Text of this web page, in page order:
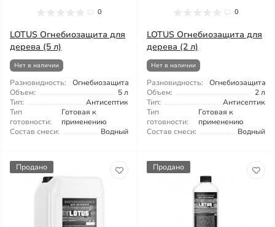
0
LOTUS Огнебиозащита для
дерева (5 л)
Нет в наличии
Разновидность:
Огнебиозащита
Объем:
5 л
Тип:
Антисептик
Тип
готовности:
Готовая к
применению
Состав смеси:
Водный
0
LOTUS Огнебиозащита для
дерева (2 л)
Нет в наличии
Разновидность:
Огнебиозащита
Объем:
2 л
Тип:
Антисептик
Тип
готовности:
Готовая к
применению
Состав смеси:
Водный
Продано Продано